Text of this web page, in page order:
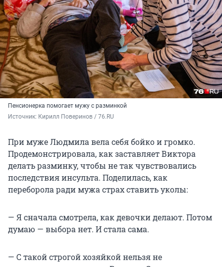
Пенсионерка помогает мужу с разминкой
Источник: Кирилл Поверинов / 76.RU
При муже Людмила вела себя бойко и громко.
Продемонстрировала, как заставляет Виктора
делать разминку, чтобы не так чувствовались
последствия инсульта. Поделилась, как
переборола ради мужа страх ставить уколы:
— Я сначала смотрела, как девочки делают. Потом
думаю — выбора нет. И стала сама.
— С такой строгой хозяйкой нельзя не